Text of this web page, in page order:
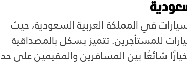
في المملكة العربية السعودية، حيث
للمستأجرين. تتميز بسكل بالمصداقية
شائعًا بين المسافرين والمقيمين على حد